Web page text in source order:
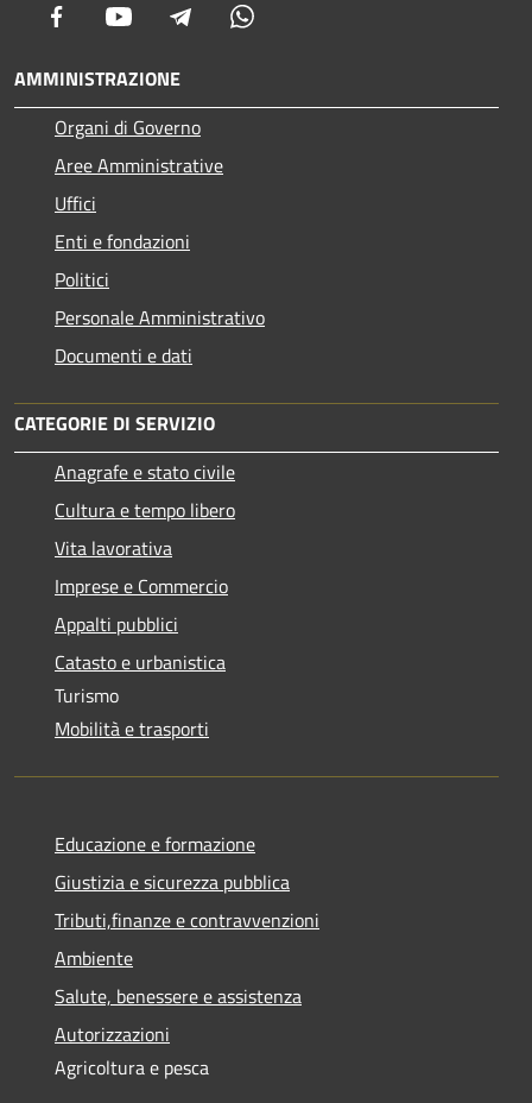
Facebook Youtube Telegram
AMMINISTRAZIONE
Organi di Governo
Aree Amministrative
Uffici
Enti e fondazioni
Politici
Personale Amministrativo
Documenti e dati
CATEGORIE DI SERVIZIO
Anagrafe e stato civile
Cultura e tempo libero
Vita lavorativa
Imprese e Commercio
Appalti pubblici
Catasto e urbanistica
Turismo
Mobilità e trasporti
Educazione e formazione
Giustizia e sicurezza pubblica
Tributi,finanze e contravvenzioni
Ambiente
Salute, benessere e assistenza
Autorizzazioni
Agricoltura e pesca